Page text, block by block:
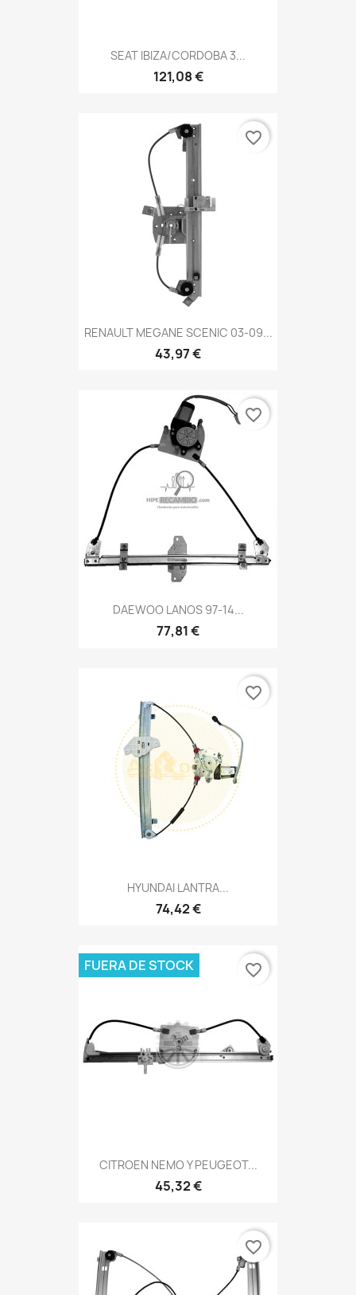
SEAT IBIZA/CORDOBA 3...
121,08 €
RENAULT MEGANE SCENIC 03-09...
43,97 €
favorite_border
DAEWOO LANOS 97-14...
77,81 €
favorite_border
HYUNDAI LANTRA...
74,42 €
favorite_border
CITROEN NEMO Y PEUGEOT...
45,32 €
FUERA DE STOCK favorite_border
favorite_border